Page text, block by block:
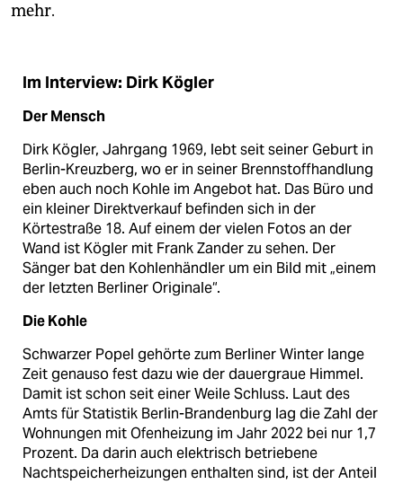
mehr.
Im Interview: Dirk Kögler
Der Mensch
Dirk Kögler, Jahrgang 1969, lebt seit seiner Geburt in
Berlin-Kreuzberg, wo er in seiner Brennstoffhandlung
eben auch noch Kohle im Angebot hat. Das Büro und
ein kleiner Direktverkauf befinden sich in der
Körtestraße 18. Auf einem der vielen Fotos an der
Wand ist Kögler mit Frank Zander zu sehen. Der
Sänger bat den Kohlenhändler um ein Bild mit „einem
der letzten Berliner Originale“.
Die Kohle
Schwarzer Popel gehörte zum Berliner Winter lange
Zeit genauso fest dazu wie der dauergraue Himmel.
Damit ist schon seit einer Weile Schluss. Laut des
Amts für Statistik Berlin-Brandenburg lag die Zahl der
Wohnungen mit Ofenheizung im Jahr 2022 bei nur 1,7
Prozent. Da darin auch elek­trisch betriebene
Nachtspeicherheizungen enthalten sind, ist der Anteil